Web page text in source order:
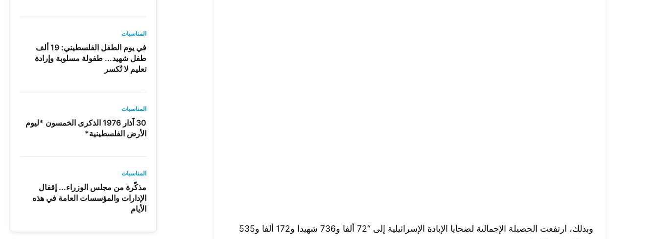
وبذلك، ارتفعت الحصيلة الإجمالية لضحايا الإبادة الإسرائيلية إلى “72 ألفا و736 شهيدا و172 ألفا و535
المناسبات
في يوم الطفل الفلسطيني: 19 ألف
طفل شهيد... طفولة مسلوبة وإرادة
تعليم لا تُكسر
المناسبات
30 آذار 1976 الذكرى الخمسون *ليوم
الأرض الفلسطينية*
المناسبات
مذكّرة من مجلس الوزراء... إقفال
الإدارات والمؤسسات العامة في هذه
الأيام